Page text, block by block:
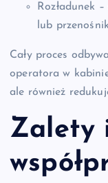
Rozładunek
lub
Cały proces
operatora w
ale również
Zalety